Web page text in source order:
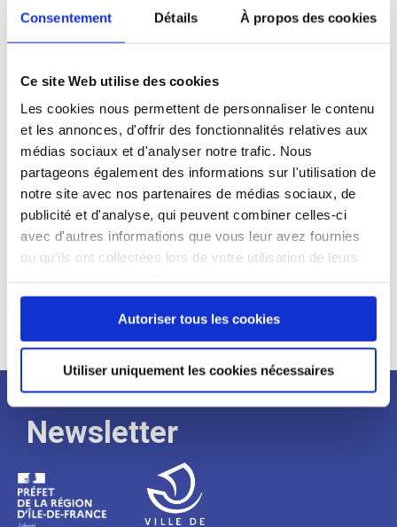
Consentement Détails À propos des cookies
Ce site Web utilise des cookies
Les cookies nous permettent de personnaliser le contenu
et les annonces, d'offrir des fonctionnalités relatives aux
médias sociaux et d'analyser notre trafic. Nous
partageons également des informations sur l'utilisation de
notre site avec nos partenaires de médias sociaux, de
publicité et d'analyse, qui peuvent combiner celles-ci
avec d'autres informations que vous leur avez fournies
ou qu'ils ont collectées lors de votre utilisation de leurs
continuez à utiliser notre site Web.
Autoriser tous les cookies
Utiliser uniquement les cookies nécessaires
candidat
Qualifications et diplômes :
Profil recherché :
Expérience :
Processus
de
recrutement
Newsletter